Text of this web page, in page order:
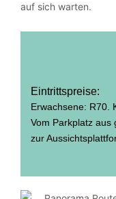
auf sich warten.
Eintrittspreise:
Erwachsene: R70.
Vom Parkplatz aus
zur